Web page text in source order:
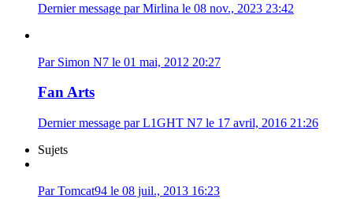
Dernier message par Mirlina le 08 nov., 2023 23:42
Par Simon N7 le 01 mai, 2012 20:27
Fan Arts
Dernier message par L1GHT N7 le 17 avril, 2016 21:26
Sujets
Par Tomcat94 le 08 juil., 2013 16:23